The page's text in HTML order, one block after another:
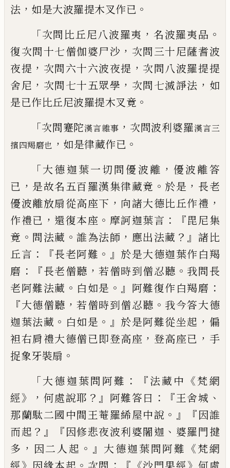
法 ， 如是大波羅提木叉作已 。
「次問比丘尼八波羅夷 ， 名波羅夷品 。
復次問十七僧伽婆尸沙 ， 次問三十尼薩耆波
夜提 ， 次問六十六波夜提 ， 次問八波羅提提
舍尼 ， 次問七十五眾學 ， 次問七滅諍法 ， 如
是已作比丘尼波羅提木叉竟 。
「次問蹇陀漢言雜事 ， 次問波利婆羅漢言三
擯四羯磨也 ， 如是律藏作已 。
「大德迦葉一切問優波離 ，優波離答
已 ， 是故名五百羅漢集律藏竟 。 於是 ， 長老
優波離放扇從高座下 ， 向諸大德比丘作禮 ，
作禮已 ， 還復本座 。 摩訶迦葉言 ：『毘尼集
竟 。 問法藏 。誰為法師 ， 應出法藏 ？』諸比
丘言 ：『長老阿難 。』 於是大德迦葉作白羯
磨 ：『長老僧聽 ，若僧時到僧忍聽 。 我問長
老阿難法藏 。 白如是 。』 阿難復作白羯磨 ：
『大德僧聽 ，若僧時到僧忍聽 。 我今答大德
迦葉法藏 。 白如是 。』 於是阿難從坐起 ， 偏
袒右肩禮大德僧已即登高座 ， 登高座已 ， 手
捉象牙裝扇 。
「大德迦葉問阿難 ：『法藏中 《梵網
經》， 何處說耶 ？』 阿難答曰 ：『王舍城 、
那蘭駄二國中間王菴羅絺屋中說 。』『因誰
而起 ？』『因修悲夜波利婆闍迦 、 婆羅門揵
多 ， 因二人起 。』 大德迦葉問阿難 《梵網